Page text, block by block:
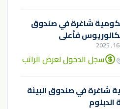
شاغرة في صندوق
فأعلى
سجل الدخول لعرض الراتب
شاغرة في صندوق البيئة
الدبلوم